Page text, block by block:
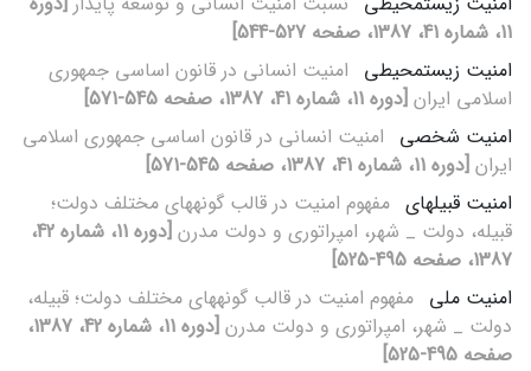
11، شماره 41، 1387، صفحه 527-544]
امنیت زیست‏محیطی امنیت انسانی در قانون اساسی جمهوری
اسلامی ایران [دوره 11، شماره 41، 1387، صفحه 545-571]
امنیت شخصی امنیت انسانی در قانون اساسی جمهوری اسلامی
ایران [دوره 11، شماره 41، 1387، صفحه 545-571]
امنیت قبیله‏ای مفهوم امنیت در قالب گونه‏های مختلف دولت؛
قبیله، دولت _ شهر، امپراتوری و دولت مدرن
[دوره 11، شماره 42،
1387، صفحه 495-525]
امنیت ملی مفهوم امنیت در قالب گونه‏های مختلف دولت؛ قبیله،
دولت _ شهر، امپراتوری و دولت مدرن
[دوره 11، شماره 42، 1387،
صفحه 495-525]